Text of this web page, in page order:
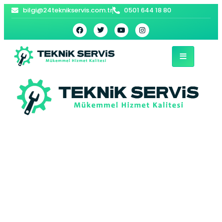
bilgi@24teknikservis.com.tr 0501 644 18 80